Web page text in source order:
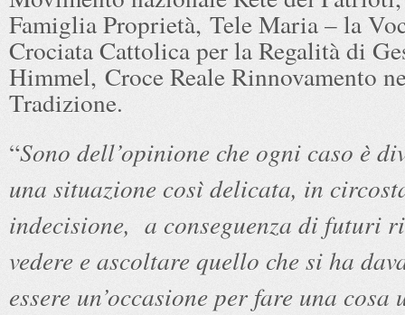
Famiglia Proprietà, Tele Maria – la
Crociata Cattolica per la Regalità di
Himmel, Croce Reale Rinnovamento
Tradizione.
“Sono dell’opinione che ogni caso è
una situazione così delicata, in
indecisione, a conseguenza di futuri
vedere e ascoltare quello che si ha
essere un’occasione per fare una